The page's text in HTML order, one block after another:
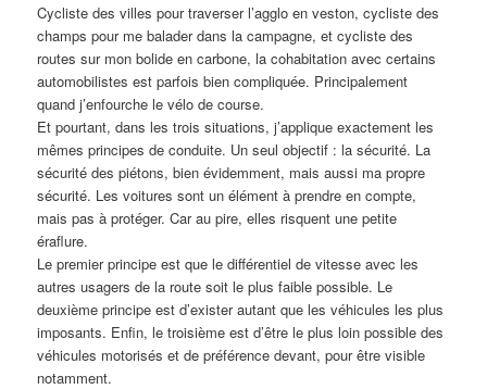
Cycliste des villes pour traverser l’agglo en veston, cycliste des
champs pour me balader dans la campagne, et cycliste des
routes sur mon bolide en carbone, la cohabitation avec certains
automobilistes est parfois bien compliquée. Principalement
quand j’enfourche le vélo de course.
Et pourtant, dans les trois situations, j’applique exactement les
mêmes principes de conduite. Un seul objectif : la sécurité. La
sécurité des piétons, bien évidemment, mais aussi ma propre
sécurité. Les voitures sont un élément à prendre en compte,
mais pas à protéger. Car au pire, elles risquent une petite
éraflure.
Le premier principe est que le différentiel de vitesse avec les
autres usagers de la route soit le plus faible possible. Le
deuxième principe est d’exister autant que les véhicules les plus
imposants. Enfin, le troisième est d’être le plus loin possible des
véhicules motorisés et de préférence devant, pour être visible
notamment.